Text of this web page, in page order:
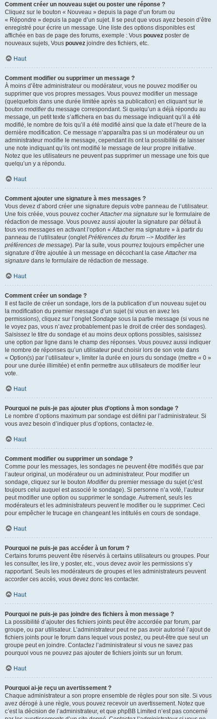
Comment créer un nouveau sujet ou poster une réponse ?
Cliquez sur le bouton « Nouveau » depuis la page d’un forum ou
« Répondre » depuis la page d’un sujet. Il se peut que vous ayez besoin d’être
enregistré pour écrire un message. Une liste des options disponibles est
affichée en bas de page des forums, exemple : Vous pouvez poster de
nouveaux sujets, Vous pouvez joindre des fichiers, etc.
Haut
Comment modifier ou supprimer un message ?
À moins d’être administrateur ou modérateur, vous ne pouvez modifier ou
supprimer que vos propres messages. Vous pouvez modifier un message
(quelquefois dans une durée limitée après sa publication) en cliquant sur le
bouton modifierdu message correspondant. Si quelqu’un a déjà répondu au
message, un petit texte s’affichera en bas du message indiquant qu’il a été
modifié, le nombre de fois qu’il a été modifié ainsi que la date et l’heure de la
dernière modification. Ce message n’apparaîtra pas si un modérateur ou un
administrateur modifie le message, cependant ils ont la possibilité de laisser
une note indiquant qu’ils ont modifié le message de leur propre initiative.
Notez que les utilisateurs ne peuvent pas supprimer un message une fois que
quelqu’un y a répondu.
Haut
Comment ajouter une signature à mes messages ?
Vous devez d’abord créer une signature depuis votre panneau de l’utilisateur.
Une fois créée, vous pouvez cocherAttacher ma signature sur le formulaire de
rédaction de message. Vous pouvez aussi ajouter la signature par défaut à
tous vos messages en activant l’option « Attacher ma signature » à partir du
panneau de l’utilisateur (ongletPréférences du forum --> Modifier les
préférences de message). Par la suite, vous pourrez toujours empêcher une
signature d’être ajoutée à un message en décochant la caseAttacher ma
signature dans le formulaire de rédaction de message.
Haut
Comment créer un sondage ?
Il est facile de créer un sondage, lors de la publication d’un nouveau sujet ou
la modification du premier message d’un sujet (si vous en avez les
permissions), cliquez sur l’ongletSondage sous la partie message (si vous ne
le voyez pas, vous n’avez probablement pas le droit de créer des sondages).
Saisissez le titre du sondage et au moins deux options possibles, saisissez
une option par ligne dans le champ des réponses. Vous pouvez aussi indiquer
le nombre de réponses qu’un utilisateur peut choisir lors de son vote dans
« Option(s) par l’utilisateur », limiter la durée en jours du sondage (mettre « 0 »
pour une durée illimitée) et enfin permettre aux utilisateurs de modifier leur
vote.
Haut
Pourquoi ne puis-je pas ajouter plus d’options à mon sondage ?
Le nombre d’options maximum par sondage est défini par l’administrateur. Si
vous avez besoin d’indiquer plus d’options, contactez-le.
Haut
Comment modifier ou supprimer un sondage ?
Comme pour les messages, les sondages ne peuvent être modifiés que par
l’auteur original, un modérateur ou un administrateur. Pour modifier un
sondage, cliquez sur le bouton Modifierdu premier message du sujet (c’est
toujours celui auquel est associé le sondage). Si personne n’a voté, l’auteur
peut modifier une option ou supprimer le sondage. Autrement, seuls les
modérateurs et les administrateurs peuvent le modifier ou le supprimer. Ceci
pour empêcher le trucage en changeant les intitulés en cours de sondage.
Haut
Pourquoi ne puis-je pas accéder à un forum ?
Certains forums peuvent être réservés à certains utilisateurs ou groupes. Pour
les consulter, les lire, y poster, etc., vous devez avoir les permissions s’y
rapportant. Seuls les modérateurs de groupes et les administrateurs peuvent
accorder ces accès, vous devez donc les contacter.
Haut
Pourquoi ne puis-je pas joindre des fichiers à mon message ?
La possibilité d’ajouter des fichiers joints peut être accordée par forum, par
groupe, ou par utilisateur. L’administrateur peut ne pas avoir autorisé l’ajout de
fichiers joints pour le forum dans lequel vous postez, ou peut-être que seul un
groupe peut en joindre. Contactez l’administrateur si vous ne savez pas
pourquoi vous ne pouvez pas ajouter de fichiers joints sur un forum.
Haut
Pourquoi ai-je reçu un avertissement ?
Chaque administrateur a son propre ensemble de règles pour son site. Si vous
avez dérogé à une règle, vous pouvez recevoir un avertissement. Notez que
c’est la décision de l’administrateur, et que phpBB Limited n’est pas concerné